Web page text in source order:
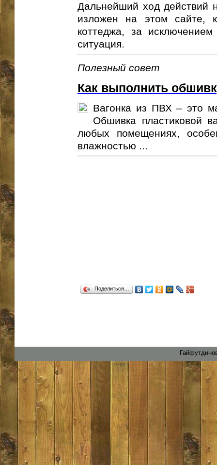
Дальнейший ход действий
изложен на этом сайте,
коттеджа, за
ситуация.
Полезный совет
Как выполнить
Вагонка из ПВХ – это
Обшивка пластиковой
любых помещениях,
влажностью ...
Поделиться…